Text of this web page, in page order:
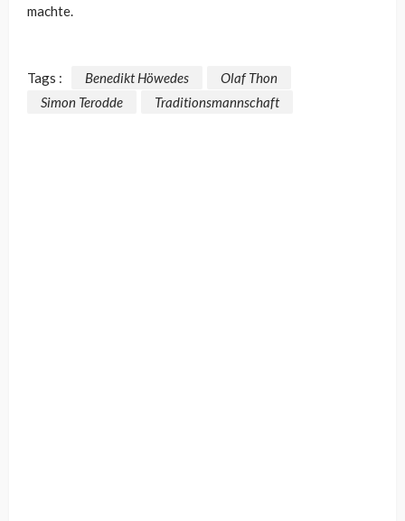
machte.
Tags : Benedikt Höwedes
Olaf Thon
Simon Terodde
Traditionsmannschaft